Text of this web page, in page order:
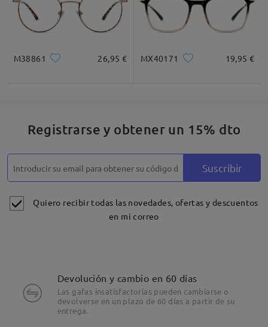
M38861 26,95 € MX40171 19,95 €
Registrarse y obtener un 15% dto
Suscribir
Quiero recibir todas las novedades, ofertas y descuentos
en mi correo
Devolución y cambio en 60 días
Las gafas insatisfactorias pueden cambiarse o
devolverse en un plazo de 60 días a partir de su
entrega.